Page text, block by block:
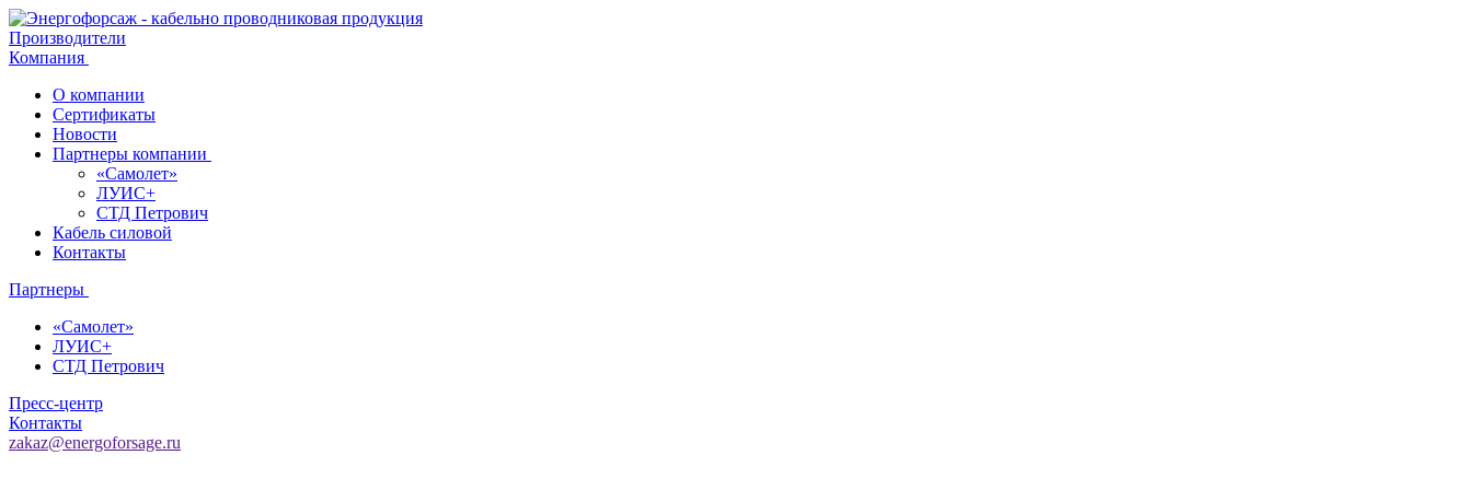
Производители
Компания
О компании
Сертификаты
Новости
Партнеры компании
«Самолет»
ЛУИС+
СТД Петрович
Кабель силовой
Контакты
Партнеры
«Самолет»
ЛУИС+
СТД Петрович
Пресс-центр
Контакты
zakaz@energoforsage.ru